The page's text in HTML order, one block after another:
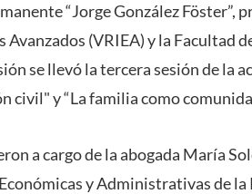
“Jorge González Föster”,
(VRIEA) y la Facultad
se llevó la tercera sesión de la
y “La familia como
a cargo de la abogada María
y Administrativas de la